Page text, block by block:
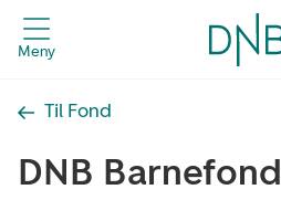
Meny
Til Fond
DNB Barnefond